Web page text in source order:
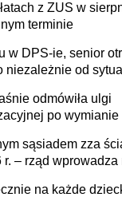
z ZUS w
terminie
w DPS-ie, senior
niezależnie od
odmówiła ulgi
po wymianie
sąsiadem zza
– rząd wprowadza
na każde